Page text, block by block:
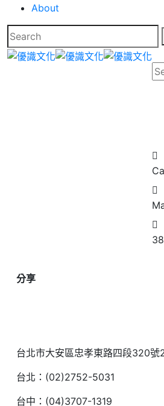
About
分享
台北市大安區忠孝東路四段320號
台北：(02)2752-5031
台中：(04)3707-1319